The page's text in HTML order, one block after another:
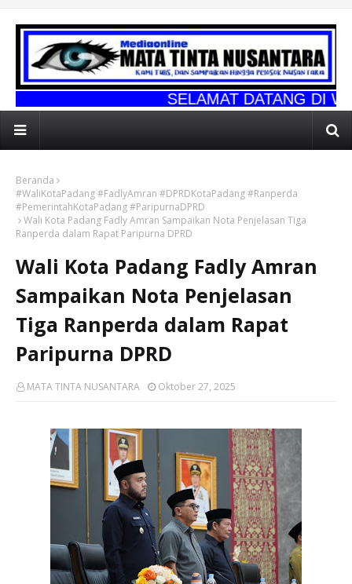
SELAMAT DATANG DI WEBSITE
Beranda
#WaliKotaPadang #FadlyAmran #DPRDKotaPadang #Ranperda
#PemerintahKotaPadang #ParipurnaDPRD
Wali Kota Padang Fadly Amran Sampaikan Nota Penjelasan Tiga
Ranperda dalam Rapat Paripurna DPRD
Wali Kota Padang Fadly Amran
Sampaikan Nota Penjelasan
Tiga Ranperda dalam Rapat
Paripurna DPRD
MATA TINTA NUSANTARA Oktober 27, 2025